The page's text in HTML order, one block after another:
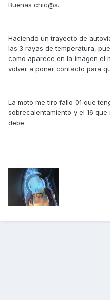
Buenas chic@s.
Haciendo un trayecto de
las 3 rayas de temperatura,
como aparece en la imagen el
volver a poner contacto para
La moto me tiro fallo 01 que
sobrecalentamiento y el 16
debe.